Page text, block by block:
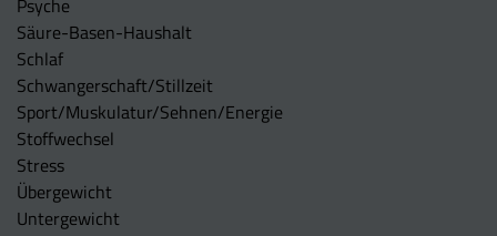
Psyche
Säure-Basen-Haushalt
Schlaf
Schwangerschaft/Stillzeit
Sport/Muskulatur/Sehnen/Energie
Stoffwechsel
Stress
Übergewicht
Untergewicht